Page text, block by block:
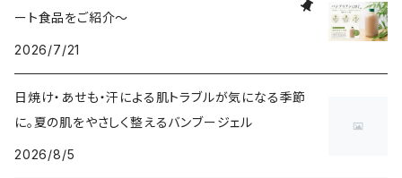
ート食品をご紹介～
2026/7/21
日焼け・あせも・汗による肌トラブルが気になる季節
に。夏の肌をやさしく整えるバンブージェル
2026/8/5